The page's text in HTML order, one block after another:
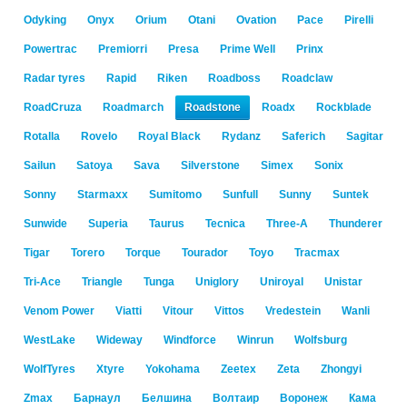
Odyking Onyx Orium Otani Ovation Pace Pirelli
Powertrac Premiorri Presa Prime Well Prinx
Radar tyres Rapid Riken Roadboss Roadclaw
RoadCruza Roadmarch Roadstone Roadx Rockblade
Rotalla Rovelo Royal Black Rydanz Saferich Sagitar
Sailun Satoya Sava Silverstone Simex Sonix
Sonny Starmaxx Sumitomo Sunfull Sunny Suntek
Sunwide Superia Taurus Tecnica Three-A Thunderer
Tigar Torero Torque Tourador Toyo Tracmax
Tri-Ace Triangle Tunga Uniglory Uniroyal Unistar
Venom Power Viatti Vitour Vittos Vredestein Wanli
WestLake Wideway Windforce Winrun Wolfsburg
WolfTyres Xtyre Yokohama Zeetex Zeta Zhongyi
Zmax Барнаул Белшина Волтаир Воронеж Кама